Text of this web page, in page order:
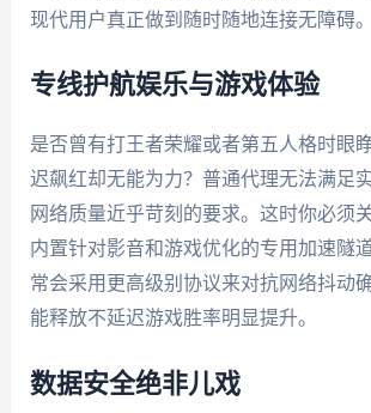
现代用户真正做到随时随地连接无障碍。
专线护航娱乐与游戏体验
是否曾有打王者荣耀或者第五人格时眼
迟飙红却无能为力？普通代理无法满足
网络质量近乎苛刻的要求。这时你必须
内置针对影音和游戏优化的专用加速隧
常会采用更高级别协议来对抗网络抖动
能释放不延迟游戏胜率明显提升。
数据安全绝非儿戏